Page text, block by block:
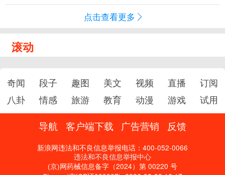
点击查看更多
滚动
奇闻 段子 趣图 美文 视频 直播
订阅
八卦
情感 旅游 教育 动漫 游戏 试用
导航 客户端下载 广告营销 反馈
新浪网违法和不良信息举报电话：400-052-0066
违法和不良信息举报中心
(京)网药械信息备字（2024）第 00220 号